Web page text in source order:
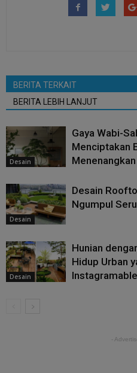
BERITA TERKAIT
BERITA LEBIH LANJUT
Desain
Gaya Wabi-
Menciptakan
Menenangkan
Desain
Desain
Ngumpul
Desain
Hunian
Hidup Urban
Instagramable
-